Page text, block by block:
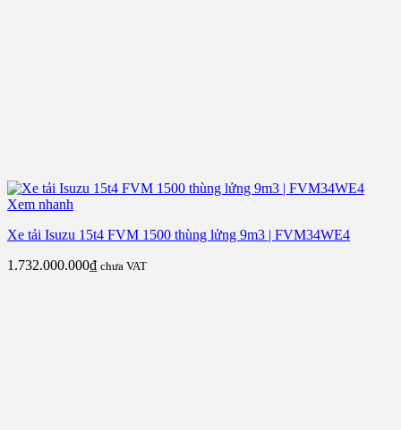
Xem nhanh
Xe tải Isuzu 15t4 FVM 1500 thùng lửng 9m3 | FVM34WE4
1.732.000.000₫ chưa VAT